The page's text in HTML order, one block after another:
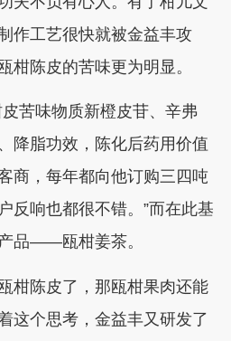
作工艺很快就被金益丰攻
柑陈皮的苦味更为明显。
苦味物质新橙皮苷、辛弗
降脂功效，陈化后药用价值
商，每年都向他订购三四吨
反响也都很不错。”而在此基
品——瓯柑姜茶。
柑陈皮了，那瓯柑果肉还能
这个思考，金益丰又研发了